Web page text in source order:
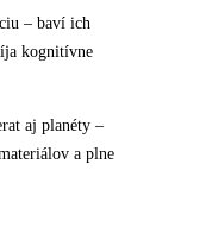
– baví ich
kognitívne
aj planéty –
a plne